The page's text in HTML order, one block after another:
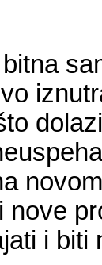
nove
i biti